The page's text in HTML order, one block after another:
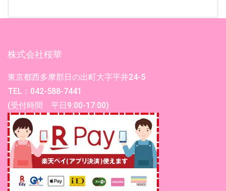
株式会社桜華
東京都西多摩郡日の出町大字平井24-5
TEL：042-588-7441
(受付時間 平日9:00-17:00)